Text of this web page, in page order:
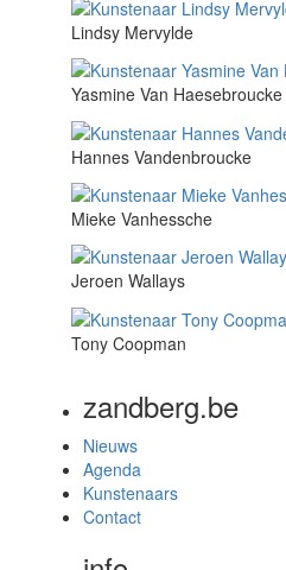
Lindsy Mervylde
Yasmine Van Haesebroucke
Hannes Vandenbroucke
Mieke Vanhessche
Jeroen Wallays
Tony Coopman
zandberg.be
Nieuws
Agenda
Kunstenaars
Contact